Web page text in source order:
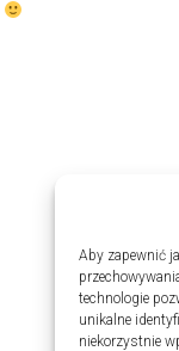
Aby zapewnić
technologie
unikalne
niekorzystnie